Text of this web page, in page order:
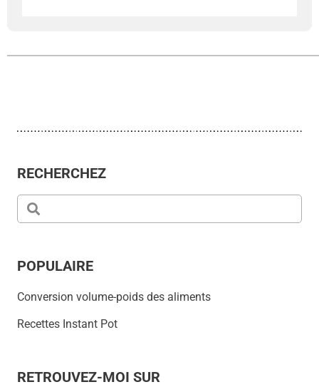
RECHERCHEZ
POPULAIRE
Conversion volume-poids des aliments
Recettes Instant Pot
RETROUVEZ-MOI SUR